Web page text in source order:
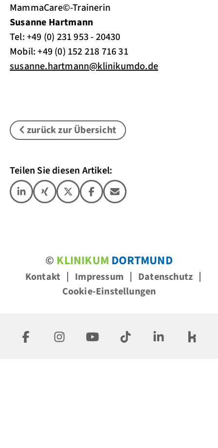
MammaCare©-Trainerin
Susanne Hartmann
Tel: +49 (0) 231 953 - 20430
Mobil: +49 (0) 152 218 716 31
susanne.hartmann@klinikumdo.de
zurück zur Übersicht
Teilen Sie diesen Artikel:
© KLINIKUM DORTMUND
Kontakt Impressum
Datenschutz
Cookie-Einstellungen